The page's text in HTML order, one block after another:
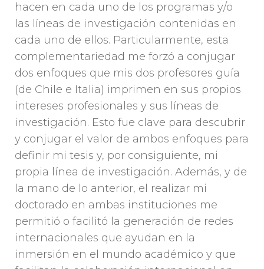
hacen en cada uno de los programas y/o
las líneas de investigación contenidas en
cada uno de ellos. Particularmente, esta
complementariedad me forzó a conjugar
dos enfoques que mis dos profesores guía
(de Chile e Italia) imprimen en sus propios
intereses profesionales y sus líneas de
investigación. Esto fue clave para descubrir
y conjugar el valor de ambos enfoques para
definir mi tesis y, por consiguiente, mi
propia línea de investigación. Además, y de
la mano de lo anterior, el realizar mi
doctorado en ambas instituciones me
permitió o facilitó la generación de redes
internacionales que ayudan en la
inmersión en el mundo académico y que